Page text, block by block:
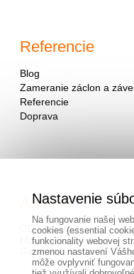
Referencie
Blog
Zameranie záclon a
Referencie
Doprava
Adresa
OD - Mladosť
Hlavná 951
Galanta 924 01
Nastavenie
Na fungovanie našej
cookies (essential
funkcionality webovej
zmenou nastavení
môže ovplyvniť